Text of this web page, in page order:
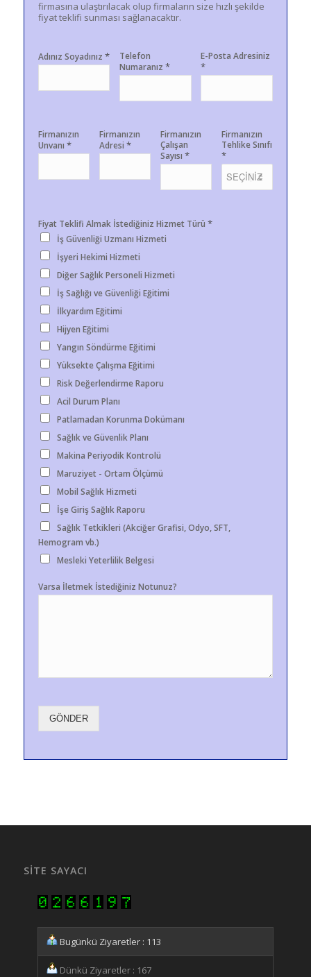
firmasına ulaştırılacak olup firmaların size hızlı şekilde
fiyat teklifi sunması sağlanacaktır.
Adınız Soyadınız *
Telefon
Numaranız*
E-Posta Adresiniz
*
Firmanızın
Unvanı *
Firmanızın
Adresi *
Firmanızın
Çalışan
Sayısı *
Firmanızın
Tehlike Sınıfı
*
Fiyat Teklifi Almak İstediğiniz Hizmet Türü *
İş Güvenliği Uzmanı Hizmeti
İşyeri Hekimi Hizmeti
Diğer Sağlık Personeli Hizmeti
İş Sağlığı ve Güvenliği Eğitimi
İlkyardım Eğitimi
Hijyen Eğitimi
Yangın Söndürme Eğitimi
Yüksekte Çalışma Eğitimi
Risk Değerlendirme Raporu
Acil Durum Planı
Patlamadan Korunma Dokümanı
Sağlık ve Güvenlik Planı
Makina Periyodik Kontrolü
Maruziyet - Ortam Ölçümü
Mobil Sağlık Hizmeti
İşe Giriş Sağlık Raporu
Sağlık Tetkikleri (Akciğer Grafisi, Odyo, SFT,
Hemogram vb.)
Mesleki Yeterlilik Belgesi
Varsa İletmek İstediğiniz Notunuz?
GÖNDER
SITE SAYACI
Bugünkü Ziyaretler : 113
Dünkü Ziyaretler : 167